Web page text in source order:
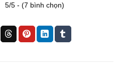
5/5 - (7 bình chọn)